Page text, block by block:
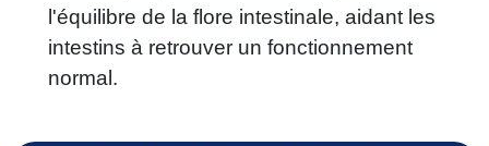
l'équilibre de la flore intestinale, aidant les
intestins à retrouver un fonctionnement
normal.